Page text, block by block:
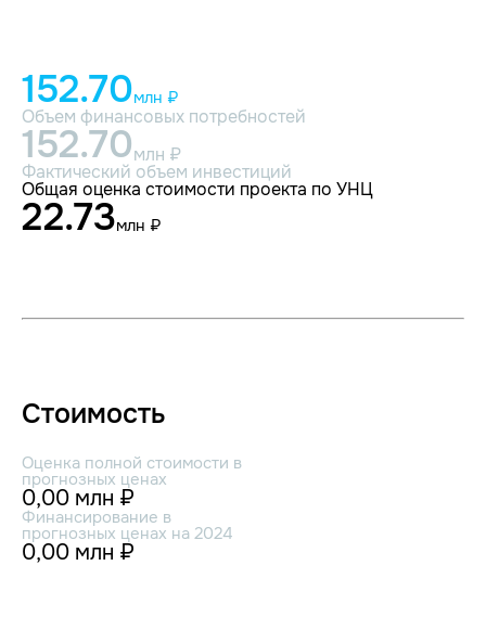
152.70млн ₽
Объем финансовых потребностей
152.70млн ₽
Фактический объем инвестиций
Общая оценка стоимости проекта по УНЦ
22.73млн ₽
Стоимость
Оценка полной стоимости в
прогнозных ценах
0,00 млн ₽
Финансирование в
прогнозных ценах на 2024
0,00 млн ₽